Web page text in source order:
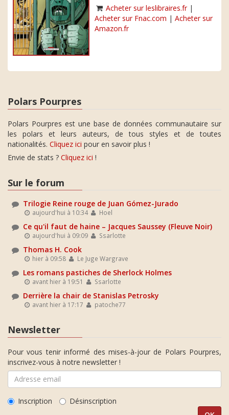
Acheter sur leslibraires.fr|
Acheter sur Fnac.com | Acheter sur
Amazon.fr
Polars Pourpres
Polars Pourpres est une base de données communautaire sur
les polars et leurs auteurs, de tous styles et de toutes
nationalités. Cliquez ici pour en savoir plus !
Envie de stats ? Cliquez ici !
Sur le forum
Trilogie Reine rouge de Juan Gómez-Jurado
aujourd'hui à 10:34 Hoel
Ce qu'il faut de haine – Jacques Saussey (Fleuve Noir)
aujourd'hui à 09:09 Ssarlotte
Thomas H. Cook
hier à 09:58 Le Juge Wargrave
Les romans pastiches de Sherlock Holmes
avant hier à 19:51 Ssarlotte
Derrière la chair de Stanislas Petrosky
avant hier à 17:17 patoche77
Newsletter
Pour vous tenir informé des mises-à-jour de Polars Pourpres,
inscrivez-vous à notre newsletter !
Inscription Désinscription